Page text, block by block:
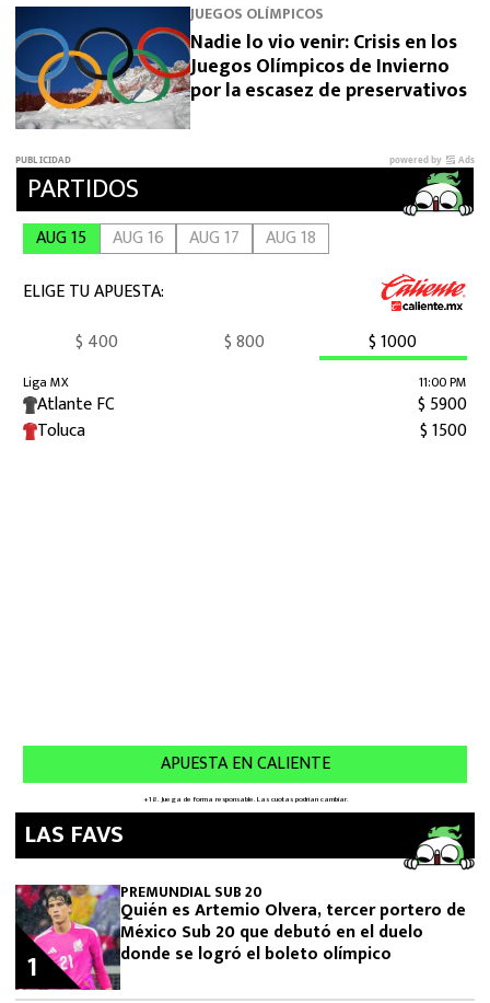
JUEGOS OLÍMPICOS
Nadie lo vio venir: Crisis en los
Juegos Olímpicos de Invierno
por la escasez de preservativos
LAS FAVS
PREMUNDIAL SUB 20
Quién es Artemio Olvera, tercer portero de
México Sub 20 que debutó en el duelo
donde se logró el boleto olímpico
1